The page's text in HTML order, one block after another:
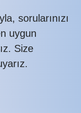
sorularınızı
uygun
Size